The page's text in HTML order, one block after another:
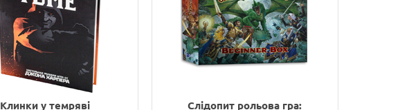
Клинки у темряві
Слідопит рольова гра: